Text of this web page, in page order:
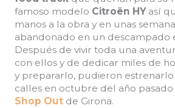
famoso modelo Citroën HYasí
manos a la obra y en unas
abandonado en un descampado
Después de vivir toda una
con ellos y de dedicar miles de
y prepararlo, pudieron estrenarlo
calles en octubre del año pasado
Shop Outde Girona.